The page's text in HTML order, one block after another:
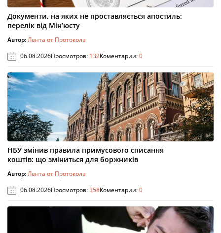
Документи, на яких не проставляється апостиль:
перелік від Мін’юсту
Автор:Лента от Протокола
06.08.2026Просмотров: 132Коментарии:0
НБУ змінив правила примусового списання
коштів: що зміниться для боржників
Автор:Лента от Протокола
06.08.2026Просмотров:358Коментарии:0